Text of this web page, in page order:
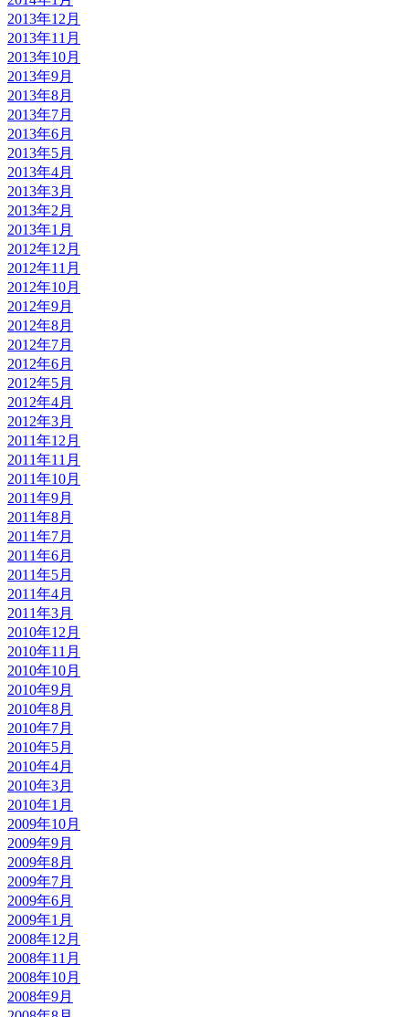
2013年12月
2013年11月
2013年10月
2013年9月
2013年8月
2013年7月
2013年6月
2013年5月
2013年4月
2013年3月
2013年2月
2013年1月
2012年12月
2012年11月
2012年10月
2012年9月
2012年8月
2012年7月
2012年6月
2012年5月
2012年4月
2012年3月
2011年12月
2011年11月
2011年10月
2011年9月
2011年8月
2011年7月
2011年6月
2011年5月
2011年4月
2011年3月
2010年12月
2010年11月
2010年10月
2010年9月
2010年8月
2010年7月
2010年5月
2010年4月
2010年3月
2010年1月
2009年10月
2009年9月
2009年8月
2009年7月
2009年6月
2009年1月
2008年12月
2008年11月
2008年10月
2008年9月